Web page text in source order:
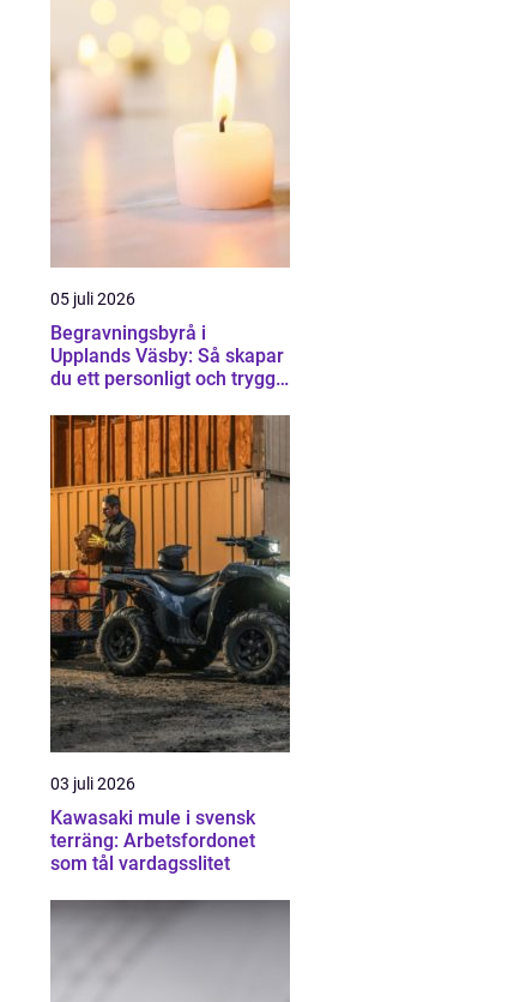
05 juli 2026
Begravningsbyrå i
Upplands Väsby: Så skapar
du ett personligt och tryggt
03 juli 2026
Kawasaki mule i svensk
terräng: Arbetsfordonet
som tål vardagsslitet